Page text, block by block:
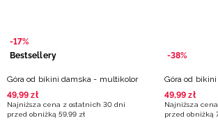
-17%
Bestsellery
Góra od bikini damska - multikolor
49,99 zł
Najniższa cena z ostatnich 30 dni
przed obniżką 59,99 zł
-38%
Góra od
49,99 zł
Najniższa
przed obniżką